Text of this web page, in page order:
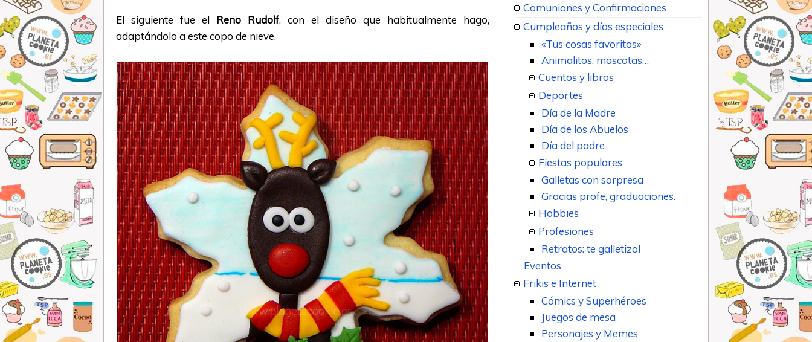
El siguiente fue el Reno Rudolf, con el diseño que habitualmente hago,
adaptándolo a este copo de nieve.
Comuniones y Confirmaciones
Cumpleaños y días especiales
«Tus cosas favoritas»
Animalitos, mascotas…
Cuentos y libros
Deportes
Día de la Madre
Día de los Abuelos
Día del padre
Fiestas populares
Galletas con sorpresa
Gracias profe, graduaciones.
Hobbies
Profesiones
Retratos: te galletizo!
Eventos
Frikis e Internet
Cómics y Superhéroes
Juegos de mesa
Personajes y Memes